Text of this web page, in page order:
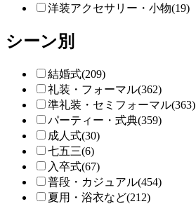
洋装アクセサリー・小物(19)
シーン別
結婚式(209)
礼装・フォーマル(362)
準礼装・セミフォーマル(363)
パーティー・式典(359)
成人式(30)
七五三(6)
入卒式(67)
普段・カジュアル(454)
夏用・浴衣など(212)